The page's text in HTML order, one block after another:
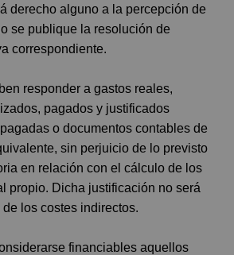
derecho alguno a la percepción de
se publique la resolución de
correspondiente.
responder a gastos reales,
pagados y justificados
o documentos contables de
sin perjuicio de lo previsto
en relación con el cálculo de los
propio. Dicha justificación no será
los costes indirectos.
financiables aquellos